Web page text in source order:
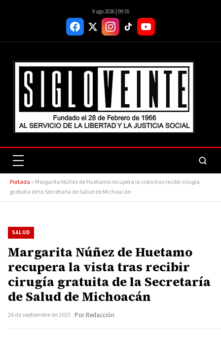
9 ago 2026 | 09:55
Portada » Margarita Núñez de Huetamo recupera la vista tras recibir cirugía
gratuita de la Secretaría de Salud de Michoacán
SALUD
Margarita Núñez de Huetamo
recupera la vista tras recibir
cirugía gratuita de la Secretaría
de Salud de Michoacán
26 de septiembre de 2023 Por Redacción